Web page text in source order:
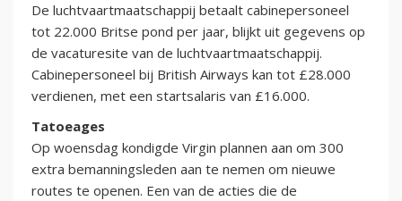
De luchtvaartmaatschappij betaalt cabinepersoneel
tot 22.000 Britse pond per jaar, blijkt uit gegevens op
de vacaturesite van de luchtvaartmaatschappij.
Cabinepersoneel bij British Airways kan tot £28.000
verdienen, met een startsalaris van £16.000.
Tatoeages
Op woensdag kondigde Virgin plannen aan om 300
extra bemanningsleden aan te nemen om nieuwe
routes te openen. Een van de acties die de